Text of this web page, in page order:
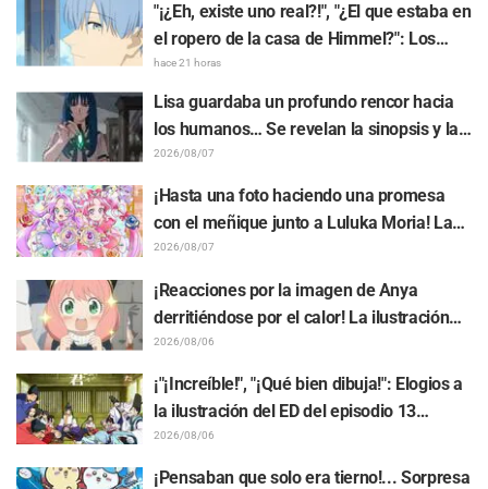
Life in Another World-" genera gran
entusiasmo
"¡¿Eh, existe uno real?!", "¿El que estaba en
el ropero de la casa de Himmel?": Los
fans quedan perplejos ante la revelación
del "Cuerno del Dragón Oscuro" que
apareció en el episodio 1 de "Frieren: Más
allá del final del viaje"
hace 21 horas
Lisa guardaba un profundo rencor hacia
los humanos… Se revelan la sinopsis y las
primeras imágenes del episodio 6 del
anime “Goodbye, Lara”
2026/08/07
¡Hasta una foto haciendo una promesa
con el meñique junto a Luluka Moria! La
publicación de Nao Tōyama, la actriz de
voz de "Star Detective Precure!", al asistir
al Dream Stage genera repercusión con
comentarios como "¡Es una doble Arcana!"
2026/08/07
¡Reacciones por la imagen de Anya
derritiéndose por el calor! La ilustración
promocional de "SPY x FAMILY" provoca
comentarios como: "Anya se está
derritiendo"
2026/08/06
¡"¡Increíble!", "¡Qué bien dibuja!": Elogios a
la ilustración del ED del episodio 13
realizada por Asaki Yuikawa, actriz de voz
del protagonista de "The Elusive Samurai"
2026/08/06
¡Pensaban que solo era tierno!... Sorpresa